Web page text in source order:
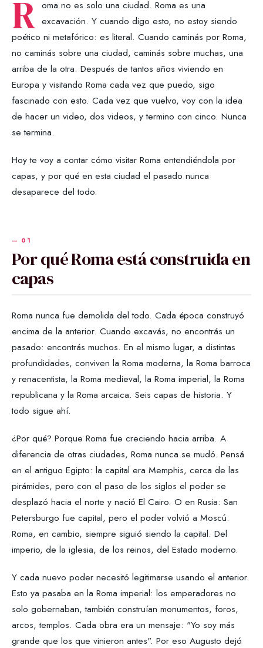
R oma no es solo una ciudad. Roma es una
excavación. Y cuando digo esto, no estoy siendo
poético ni metafórico: es literal. Cuando caminás por Roma,
no caminás sobre una ciudad, caminás sobre muchas, una
arriba de la otra. Después de tantos años viviendo en
Europa y visitando Roma cada vez que puedo, sigo
fascinado con esto. Cada vez que vuelvo, voy con la idea
de hacer un video, dos videos, y termino con cinco. Nunca
se termina.
Hoy te voy a contar cómo visitar Roma entendiéndola por
capas, y por qué en esta ciudad el pasado nunca
desaparece del todo.
Por qué Roma está construida en
capas
Roma nunca fue demolida del todo. Cada época construyó
encima de la anterior. Cuando excavás, no encontrás un
pasado: encontrás muchos. En el mismo lugar, a distintas
profundidades, conviven la Roma moderna, la Roma barroca
y renacentista, la Roma medieval, la Roma imperial, la Roma
republicana y la Roma arcaica. Seis capas de historia. Y
todo sigue ahí.
¿Por qué? Porque Roma fue creciendo hacia arriba. A
diferencia de otras ciudades, Roma nunca se mudó. Pensá
en el antiguo Egipto: la capital era Memphis, cerca de las
pirámides, pero con el paso de los siglos el poder se
desplazó hacia el norte y nació El Cairo. O en Rusia: San
Petersburgo fue capital, pero el poder volvió a Moscú.
Roma, en cambio, siempre siguió siendo la capital. Del
imperio, de la iglesia, de los reinos, del Estado moderno.
Y cada nuevo poder necesitó legitimarse usando el anterior.
Esto ya pasaba en la Roma imperial: los emperadores no
solo gobernaban, también construían monumentos, foros,
arcos, templos. Cada obra era un mensaje: "Yo soy más
grande que los que vinieron antes". Por eso Augusto dejó